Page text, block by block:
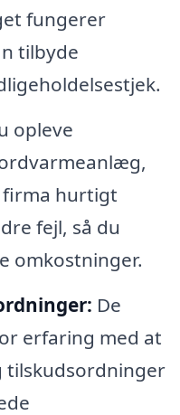
fungerer
tilbyde
opleve
firma hurtigt
fejl, så du
omkostninger.
De
erfaring med at
tilskudsordninger